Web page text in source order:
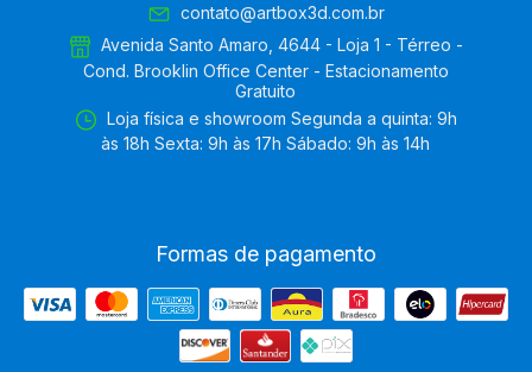
contato@artbox3d.com.br
Avenida Santo Amaro, 4644 - Loja 1 - Térreo -
Cond. Brooklin Office Center - Estacionamento
Gratuito
Loja física e showroom Segunda a quinta: 9h
às 18h Sexta: 9h às 17h Sábado: 9h às 14h
Formas de pagamento